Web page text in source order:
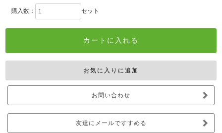
購入数： セット
お問い合わせ
友達にメールですすめる